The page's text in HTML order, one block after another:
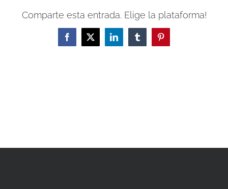
Comparte esta entrada. Elige la plataforma!
Facebook
X LinkedInTumblrPinterest